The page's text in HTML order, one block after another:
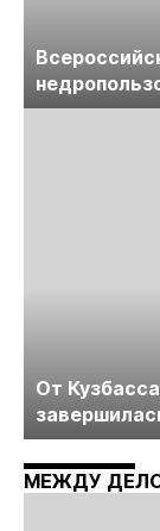
От
технологий
Майнинг»
МЕЖДУ